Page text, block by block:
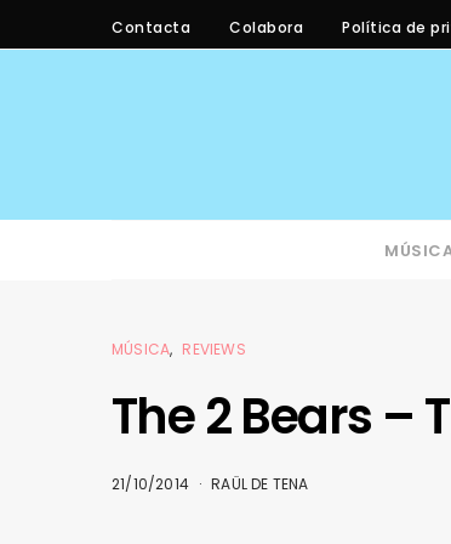
Contacta Colabora Política de
MÚSICA REVIEWS
The 2 Bears –
21/10/2014 RAÜL DE TENA